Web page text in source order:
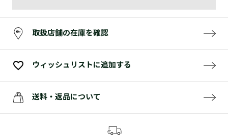
取扱店舗の在庫を確認
ウィッシュリストに追加する
送料・返品について